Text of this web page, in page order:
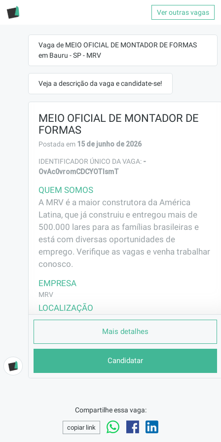
Ver outras vagas
Vaga de MEIO OFICIAL DE MONTADOR DE FORMAS
em Bauru - SP - MRV
Veja a descrição da vaga e candidate-se!
MEIO OFICIAL DE MONTADOR DE
FORMAS
Postada em 15 de junho de 2026
IDENTIFICADOR ÚNICO DA VAGA: -
OvAc0vromCDCYOTIsmT
QUEM SOMOS
A MRV é a maior construtora da América
Latina, que já construiu e entregou mais de
500.000 lares para as famílias brasileiras e
está com diversas oportunidades de
emprego. Verifique as vagas e venha trabalhar
conosco.
EMPRESA
MRV
LOCALIZAÇÃO
Bauru/SP
CLT (Efetivo)
R$2302,75
RAMO DE ATUAÇÃO
Construção Civil
Candidatar
Mais detalhes
Compartilhe essa vaga:
copiar link